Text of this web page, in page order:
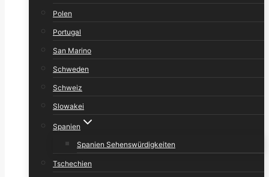
Polen
Portugal
San Marino
Schweden
Schweiz
Slowakei
Spanien
Spanien Sehenswürdigkeiten
Tschechien